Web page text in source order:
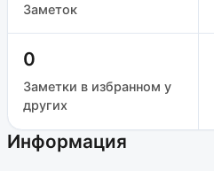
Заметок
0
Заметки в избранном у
других
Информация